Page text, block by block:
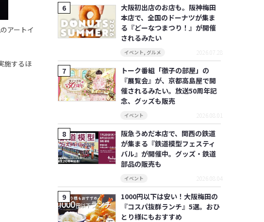
アートイ
施するほ
大阪初出店のお店も。阪神梅田
本店で、全国のドーナツが集ま
る『どーなつまつり！』が開催
されるみたい
イベント ,グルメ 2026.07.28
トーク番組「徹子の部屋」の
『展覧会』が、京都高島屋で開
催されるみたい。放送50周年記
念、グッズも販売
イベント 2026.08.01
阪急うめだ本店で、関西の鉄道
が集まる『鉄道模型フェスティ
バル』が開催中。グッズ・鉄道
部品の販売も
イベント 2026.08.04
1000円以下は安い！大阪梅田の
『コスパ抜群ランチ』5選。おひ
とり様にもおすすめ